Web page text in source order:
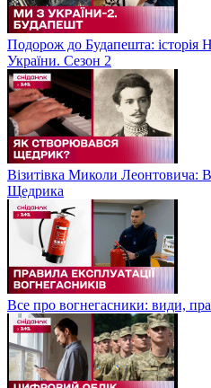
Подорож до Будапешта: історія
України. Сезон 2
Візитівка Миколи Леонтовича:
Щедрика
Все про вогнегасники: види,